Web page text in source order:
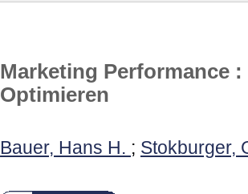
Marketing Performance
Optimieren
Bauer, Hans H. ; Stokburger,